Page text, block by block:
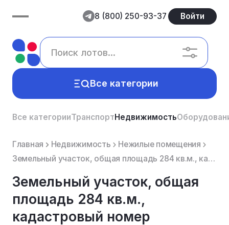
8 (800) 250-93-37 Войти
Все категории
Все категорииТранспортНедвижимость
Главная Недвижимость
Нежилые помещения
Земельный участок, общая площадь 284 кв.м., кадастровый номер 50:26:0160604:57; местоположение: Моск...
Земельный участок, общая
площадь 284 кв.м.,
кадастровый номер